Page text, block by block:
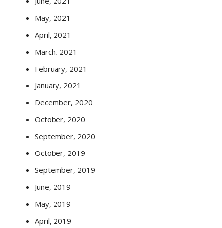
May, 2021
April, 2021
March, 2021
February, 2021
January, 2021
December, 2020
October, 2020
September, 2020
October, 2019
September, 2019
June, 2019
May, 2019
April, 2019